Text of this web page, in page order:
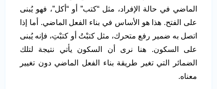
الماضي في حالة الإفراد، مثل “كتب” أو “أكل”، فهو يُبنى
على الفتح. هذا هو الأساس في بناء الفعل الماضي. أما إذا
اتصل به ضمير رفع متحرك، مثل كتبْتُ أو كتبْتِ، فإنه يُبنى
على السكون. هنا نرى أن السكون يأتي نتيجة لتلك
الضمائر التي تغير طريقة بناء الفعل الماضي دون تغيير
معناه.